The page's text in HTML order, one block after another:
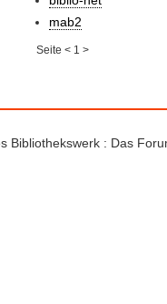
mab2
Seite< 1 >
: Das